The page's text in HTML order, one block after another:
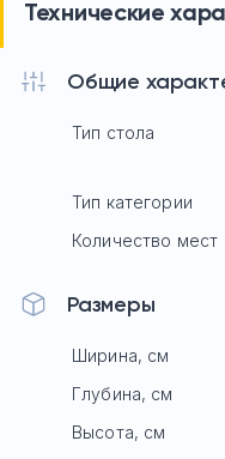
Технические
Общие
Тип стола
Тип категории
Количество мест
Размеры
Ширина, см
Глубина, см
Высота, см